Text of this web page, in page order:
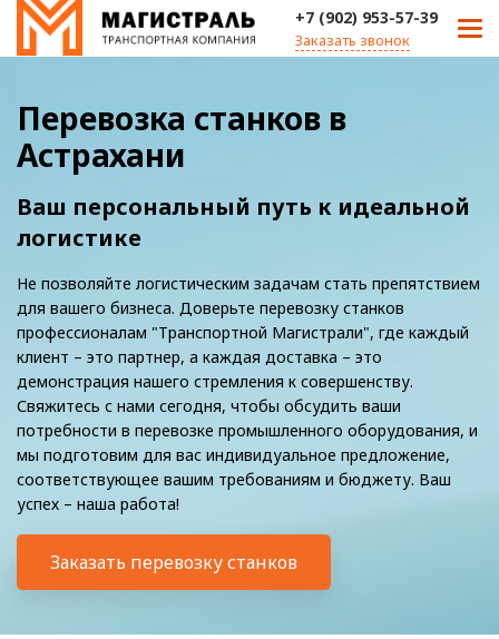
+7 (902) 953-57-39
Заказать звонок
Перевозка станков в
Астрахани
Ваш персональный путь к идеальной
логистике
Не позволяйте логистическим задачам стать препятствием
для вашего бизнеса. Доверьте перевозку станков
профессионалам "Транспортной Магистрали", где каждый
клиент – это партнер, а каждая доставка – это
демонстрация нашего стремления к совершенству.
Свяжитесь с нами сегодня, чтобы обсудить ваши
потребности в перевозке промышленного оборудования, и
мы подготовим для вас индивидуальное предложение,
соответствующее вашим требованиям и бюджету. Ваш
успех – наша работа!
Заказать перевозку станков